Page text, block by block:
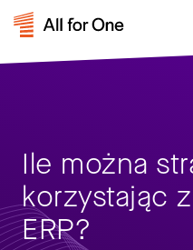
Ile można
korzystając
ERP?